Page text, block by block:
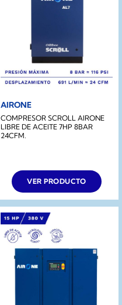
AIRONE
COMPRESOR SCROLL AIRONE
LIBRE DE ACEITE 7HP 8BAR
24CFM.
VER PRODUCTO